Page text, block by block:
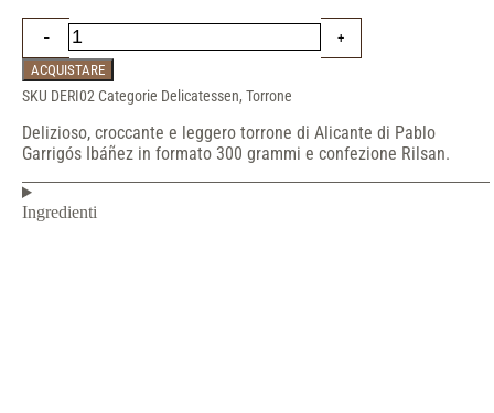
ACQUISTARE
SKU DERI02 Categorie Delicatessen, Torrone
Delizioso, croccante e leggero torrone di Alicante di Pablo
Garrigós Ibáñez in formato 300 grammi e confezione Rilsan.
Ingredienti